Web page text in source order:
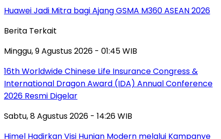
Huawei Jadi Mitra bagi Ajang GSMA M360 ASEAN 2026
Berita Terkait
Minggu, 9 Agustus 2026 - 01:45 WIB
16th Worldwide Chinese Life Insurance Congress &
International Dragon Award (IDA) Annual Conference
2026 Resmi Digelar
Sabtu, 8 Agustus 2026 - 14:26 WIB
Himel Hadirkan Visi Hunian Modern melalui Kampanye